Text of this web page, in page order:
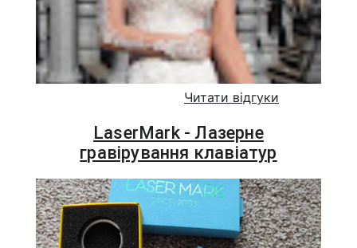
Читати відгуки
LaserMark - Лазерне
гравірування клавіатур